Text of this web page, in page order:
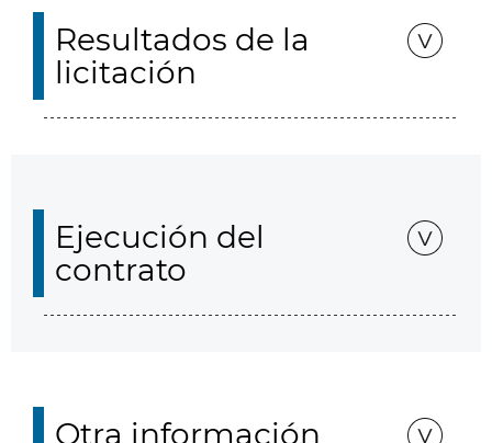
Resultados de la
licitación
Ejecución del
contrato
Otra información